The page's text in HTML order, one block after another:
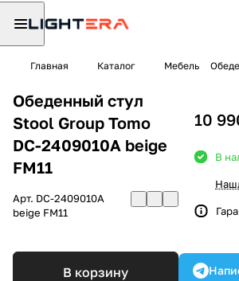
Главная Каталог Мебель
Обеденный стул
Stool Group Tomo
DC-2409010A beige
FM11
Арт. DC-2409010A
beige FM11
В корзину
10
В